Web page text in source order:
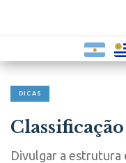
DICAS
Divulgar a